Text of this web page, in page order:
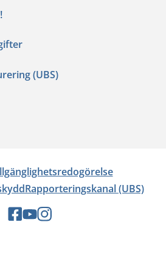
(UBS)
Rapporteringskanal (UBS)
Sociala
Sociala
Sociala